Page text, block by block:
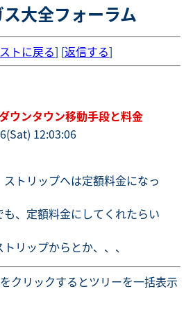
ス大全フォーラム
トに戻る] [返信する]
ウンタウン移動手段と料金
12:03:06
トリップへは定額料金になっ
、定額料金にしてくれたらい
リップからとか、、、
クリックするとツリーを一括表示